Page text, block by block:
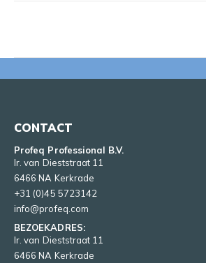
CONTACT
Profeq Professional B.V.
Ir. van Dieststraat 11
6466 NA Kerkrade
+31 (0)45 5723142
info@profeq.com
BEZOEKADRES:
Ir. van Dieststraat 11
6466 NA Kerkrade